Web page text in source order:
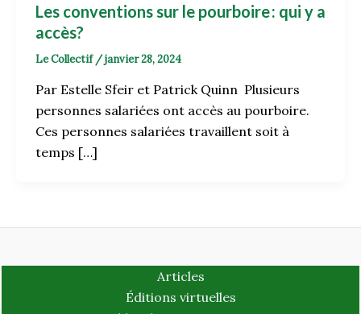
Les conventions sur le pourboire : qui y a
accès?
Le Collectif /janvier 28, 2024
Par Estelle Sfeir et Patrick Quinn Plusieurs
personnes salariées ont accès au pourboire.
Ces personnes salariées travaillent soit à
temps […]
Articles
Éditions virtuelles